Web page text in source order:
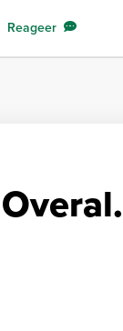
Reageer